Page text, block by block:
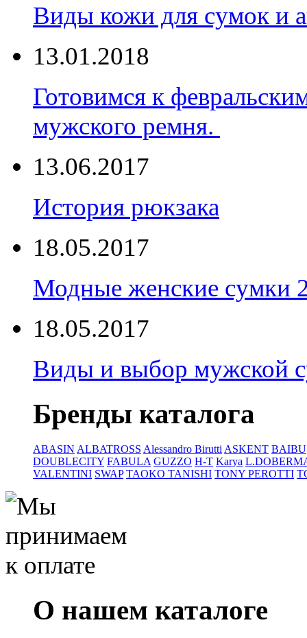
Виды кожи для сумок и
13.01.2018
Готовимся к
мужского ремня.
13.06.2017
История рюкзака
18.05.2017
Модные женские сумки
18.05.2017
Виды и выбор мужской
Бренды каталога
ABASIN ALBATROSS Alessandro BiruttiASKENT BAIBU
DOUBLECITY FABULA GUZZO H-T Karya
VALENTINI SWAP TAOKO TANISHI TONY PEROTTI
О нашем каталоге